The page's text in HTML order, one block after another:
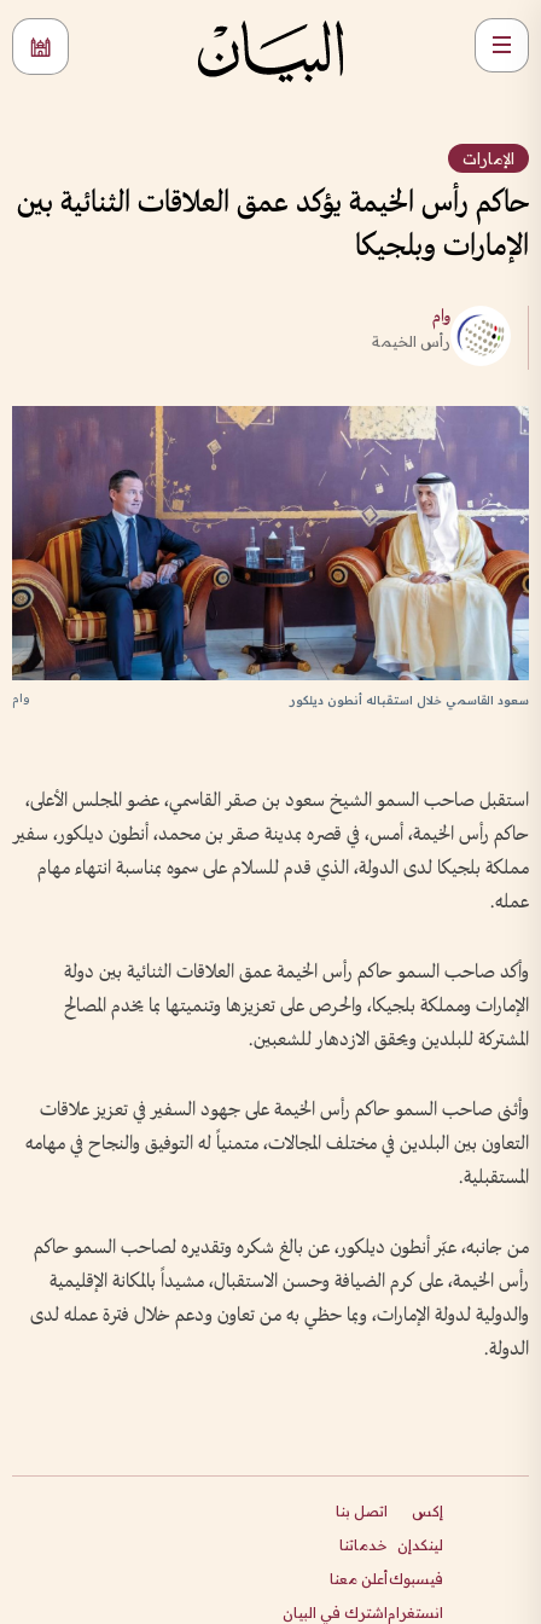
الإمارات
حاكم رأس الخيمة يؤكد عمق العلاقات الثنائية بين
الإمارات وبلجيكا
وام
رأس الخيمة
وام سعود القاسمي خلال استقباله أنطون ديلكور
استقبل صاحب السمو الشيخ سعود بن صقر القاسمي، عضو المجلس الأعلى،
حاكم رأس الخيمة، أمس، في قصره بمدينة صقر بن محمد، أنطون ديلكور، سفير
مملكة بلجيكا لدى الدولة، الذي قدم للسلام على سموه بمناسبة انتهاء مهام
عمله.
وأكد صاحب السمو حاكم رأس الخيمة عمق العلاقات الثنائية بين دولة
الإمارات ومملكة بلجيكا، والحرص على تعزيزها وتنميتها بما يخدم المصالح
المشتركة للبلدين ويحقق الازدهار للشعبين.
وأثنى صاحب السمو حاكم رأس الخيمة على جهود السفير في تعزيز علاقات
التعاون بين البلدين في مختلف المجالات، متمنياً له التوفيق والنجاح في مهامه
المستقبلية.
من جانبه، عبّر أنطون ديلكور، عن بالغ شكره وتقديره لصاحب السمو حاكم
رأس الخيمة، على كرم الضيافة وحسن الاستقبال، مشيداً بالمكانة الإقليمية
والدولية لدولة الإمارات، وبما حظي به من تعاون ودعم خلال فترة عمله لدى
الدولة.
إكس
لينكدإن
فيسبوك
انستغرام
اتصل بنا
خدماتنا
أعلن معنا
اشترك في البيان